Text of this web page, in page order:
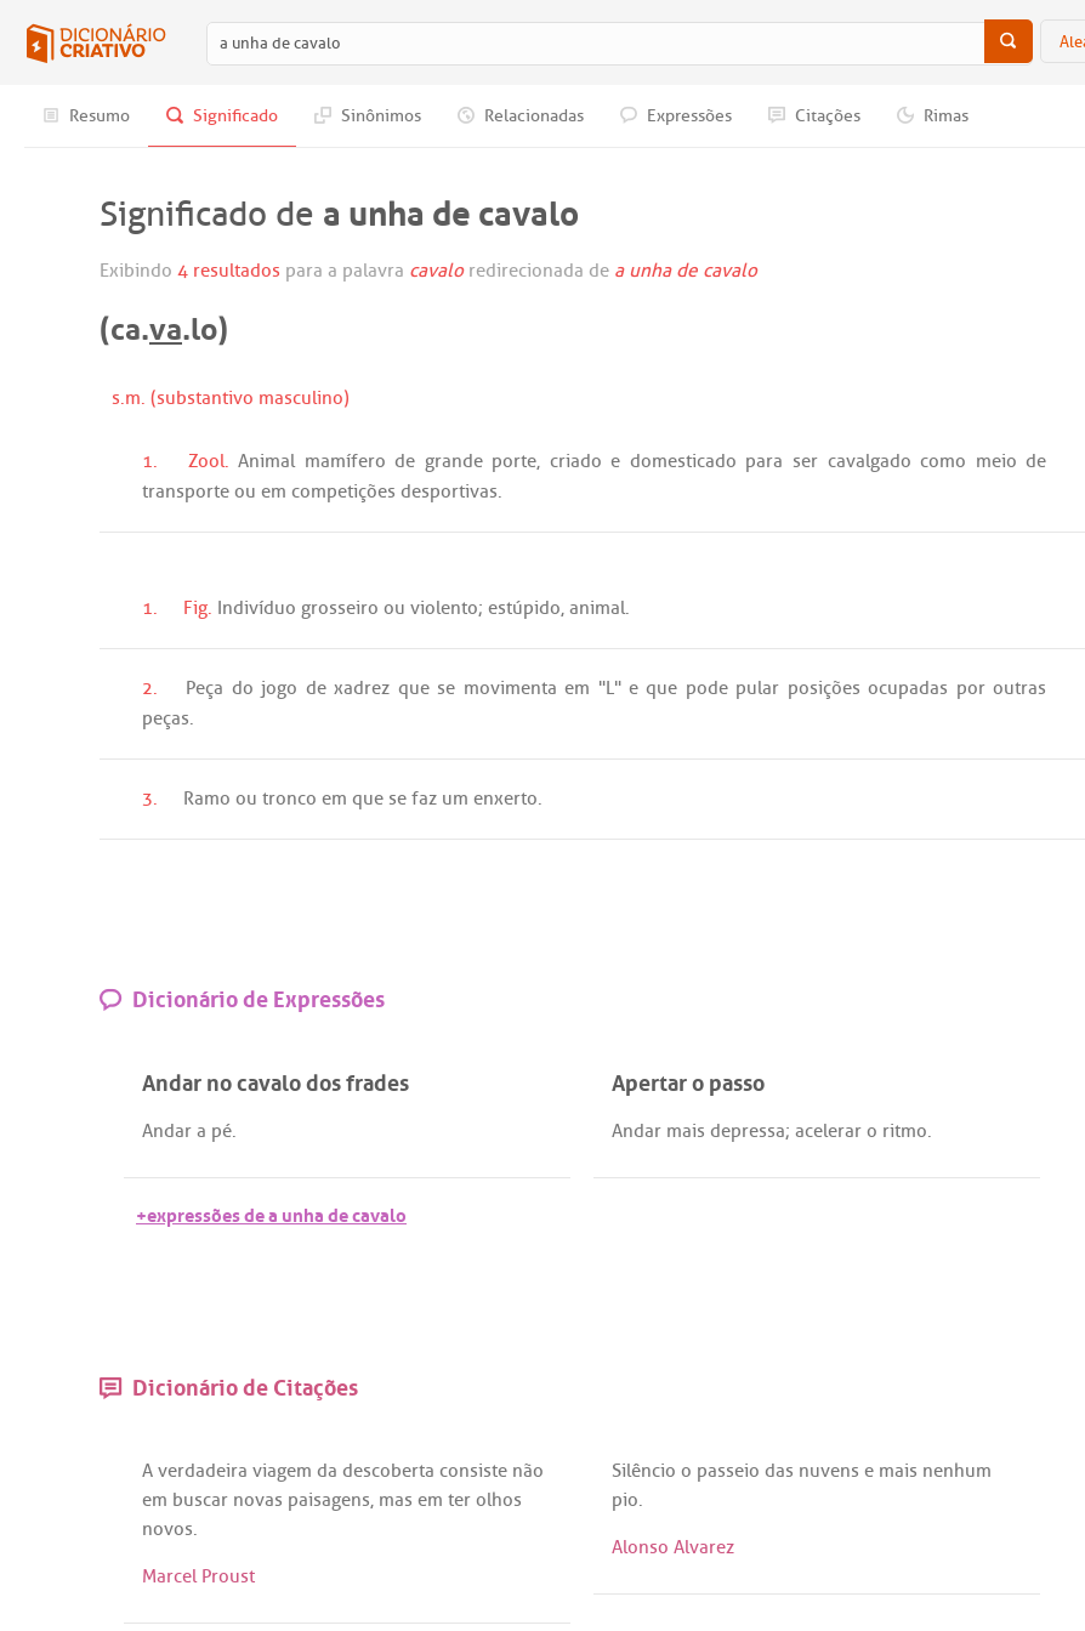
Resumo Significado Sinônimos Relacionadas Expressões Citações Rimas
Significado de a unha de cavalo
Exibindo 4 resultados para a palavra cavaloredirecionada de a unha de cavalo
(ca.va.lo)
s.m. (substantivo masculino)
1. Zool. Animal mamífero de grande porte, criado e domesticado para ser cavalgado como meio de
transporte ou em competições desportivas.
1. Fig. Indivíduo grosseiro ou violento; estúpido, animal.
2. Peça do jogo de xadrez que se movimenta em "L" eque pode pular posições ocupadas por outras
peças.
3. Ramo ou tronco em que se faz um enxerto.
Dicionário de Expressões
Andar no cavalo dos frades
Andar a pé.
Apertar o passo
Andar mais depressa; acelerar o ritmo.
+expressões de a unha de cavalo
Dicionário de Citações
A verdadeira viagem da descoberta consiste não
em buscar novas paisagens, mas em ter olhos
novos.
Marcel Proust
Silêncio o passeio das nuvens e mais nenhum
pio.
Alonso Alvarez